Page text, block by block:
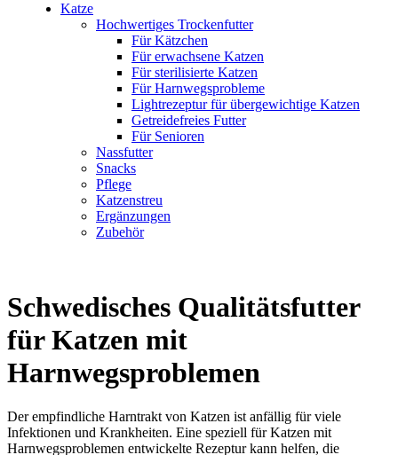
Katze
Hochwertiges Trockenfutter
Für Kätzchen
Für erwachsene Katzen
Für sterilisierte Katzen
Für Harnwegsprobleme
Lightrezeptur für übergewichtige Katzen
Getreidefreies Futter
Für Senioren
Nassfutter
Snacks
Pflege
Katzenstreu
Ergänzungen
Zubehör
Schwedisches Qualitätsfutter
für Katzen mit
Harnwegsproblemen
Der empfindliche Harntrakt von Katzen ist anfällig für viele
Infektionen und Krankheiten. Eine speziell für Katzen mit
Harnwegsproblemen entwickelte Rezeptur kann helfen, die